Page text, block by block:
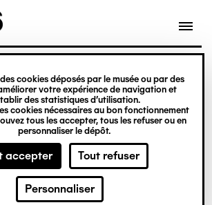
cookies déposés par le musée ou par des
votre expérience de navigation et
des statistiques d’utilisation.
cookies nécessaires au bon fonctionnement
tous les accepter, tous les refuser ou en
personnaliser le dépôt.
accepter Tout refuser
Personnaliser
: Michel Bourguet